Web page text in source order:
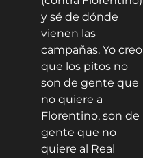
y sé de dónde
vienen las
campañas. Yo creo
que los pitos no
son de gente que
no quiere a
Florentino, son de
gente que no
quiere al Real